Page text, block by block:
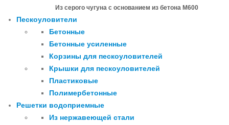
Из серого чугуна с основанием из бетона М600
Пескоуловители
Бетонные
Бетонные усиленные
Корзины для пескоуловителей
Крышки для пескоуловителей
Пластиковые
Полимербетонные
Решетки водоприемные
Из нержавеющей стали